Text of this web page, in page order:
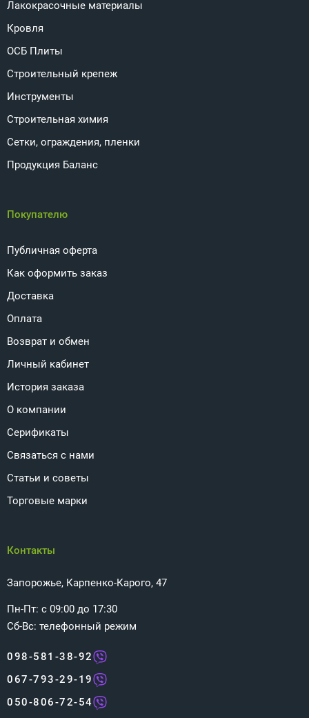
Лакокрасочные материалы
Кровля
ОСБ Плиты
Строительный крепеж
Инструменты
Строительная химия
Сетки, ограждения, пленки
Продукция Баланс
Покупателю
Публичная оферта
Как оформить заказ
Доставка
Оплата
Возврат и обмен
Личный кабинет
История заказа
О компании
Серификаты
Связаться с нами
Статьи и советы
Торговые марки
Контакты
Запорожье, Карпенко-Карого, 47
Пн-Пт: с 09:00 до 17:30
Сб-Вс: телефонный режим
098-581-38-92
067-793-29-19
050-806-72-54